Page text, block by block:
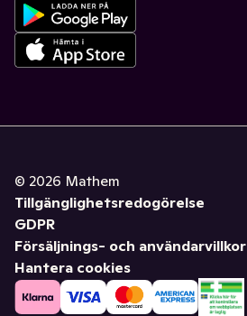
© 2026 Mathem
Tillgänglighetsredogörelse
GDPR
Försäljnings- och användarvillkor
Hantera cookies